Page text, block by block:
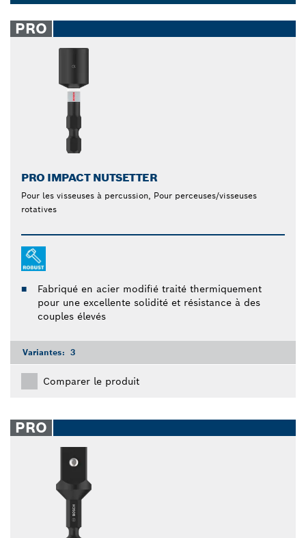
augmenter la longévité. La conception de
l’emmanchement hexagonal offre un transfert de
réduisant globalement les efforts et la fatigue.
Rendez le vissage et le dévissage rapides et faciles
grâce à nos clés à douille et à nos accessoires.
closed
PRO
PRO IMPACT NUTSETTER
Pour les visseuses à percussion, Pour perceuses/visseuses
rotatives
Fabriqué en acier modifié traité thermiquement
pour une excellente solidité et résistance à des
couples élevés
Variantes: 3
Comparer le produit
PRO